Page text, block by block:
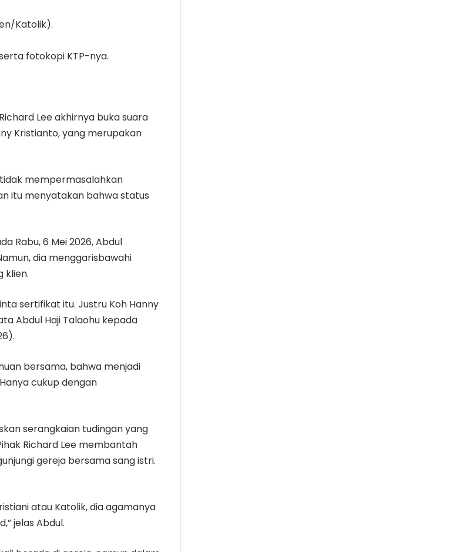
Katolik).
fotokopi KTP-nya.
Lee akhirnya buka suara
Kristianto, yang merupakan
tidak mempermasalahkan
itu menyatakan bahwa status
Rabu, 6 Mei 2026, Abdul
dia menggarisbawahi
klien.
sertifikat itu. Justru Koh Hanny
Abdul Haji Talaohu kepada
bersama, bahwa menjadi
cukup dengan
serangkaian tudingan yang
Richard Lee membantah
gereja bersama sang istri.
atau Katolik, dia agamanya
jelas Abdul.